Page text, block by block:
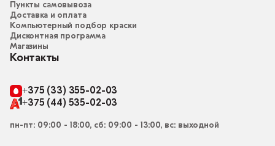
Пункты самовывоза
Доставка и оплата
Компьютерный подбор краски
Дисконтная программа
Магазины
Контакты
+375 (33) 355-02-03
+375 (44) 535-02-03
пн-пт: 09:00 - 18:00, сб: 09:00 - 13:00, вс: выходной